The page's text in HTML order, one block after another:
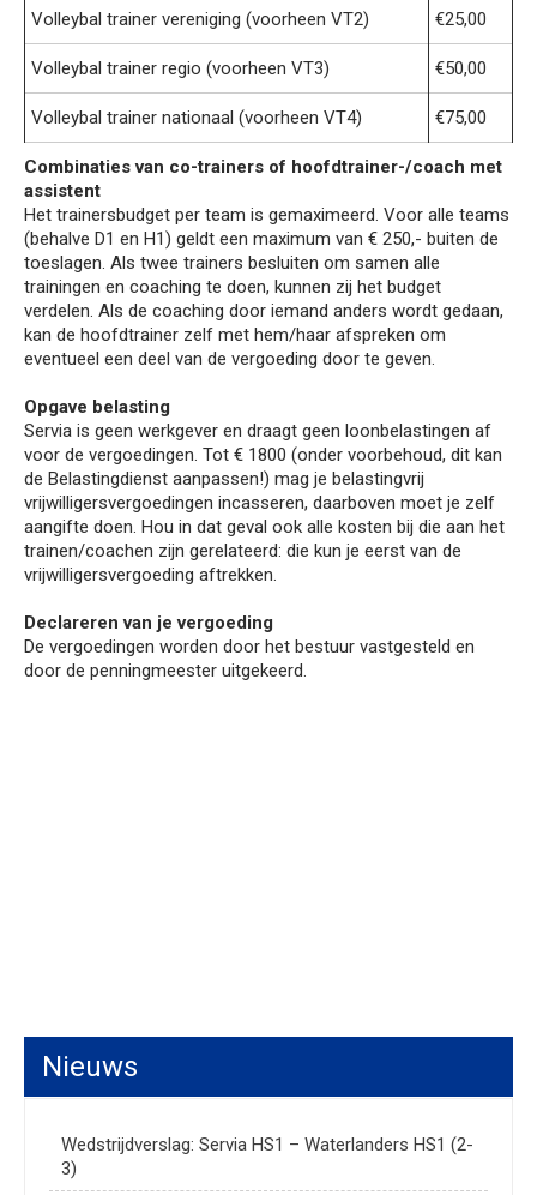
Volleybal trainer vereniging (voorheen VT2) €25,00
Volleybal trainer regio (voorheen VT3) €50,00
Volleybal trainer nationaal (voorheen VT4) €75,00
Combinaties van co-trainers of hoofdtrainer-/coach met
assistent
Het trainersbudget per team is gemaximeerd. Voor alle teams
(behalve D1 en H1) geldt een maximum van € 250,- buiten de
toeslagen. Als twee trainers besluiten om samen alle
trainingen en coaching te doen, kunnen zij het budget
verdelen. Als de coaching door iemand anders wordt gedaan,
kan de hoofdtrainer zelf met hem/haar afspreken om
eventueel een deel van de vergoeding door te geven.
Opgave belasting
Servia is geen werkgever en draagt geen loonbelastingen af
voor de vergoedingen. Tot € 1800 (onder voorbehoud, dit kan
de Belastingdienst aanpassen!) mag je belastingvrij
vrijwilligersvergoedingen incasseren, daarboven moet je zelf
aangifte doen. Hou in dat geval ook alle kosten bij die aan het
trainen/coachen zijn gerelateerd: die kun je eerst van de
vrijwilligersvergoeding aftrekken.
Declareren van je vergoeding
De vergoedingen worden door het bestuur vastgesteld en
door de penningmeester uitgekeerd.
Nieuws
Wedstrijdverslag: Servia HS1 – Waterlanders HS1 (2-
3)